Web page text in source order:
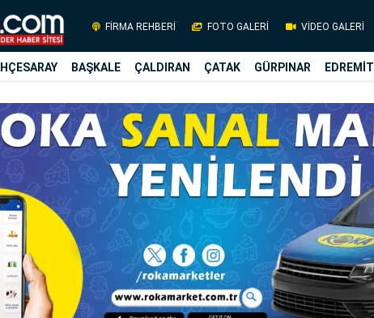
FİRMA REHBERİ FOTO GALERİ VİDEO GALERİ
BAŞKALE ÇALDIRAN ÇATAK GÜRPINAR EDREMİT